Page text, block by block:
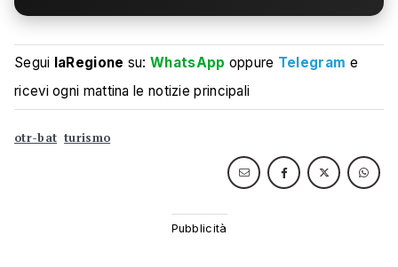
Segui laRegione su:WhatsApp oppure Telegram e
ricevi ogni mattina le notizie principali
otr-bat turismo